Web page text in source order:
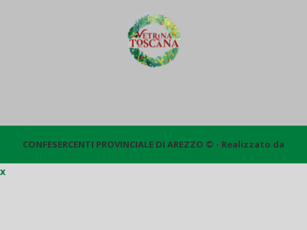
CONFESERCENTI PROVINCIALE DI AREZZO © - Realizzato da
x